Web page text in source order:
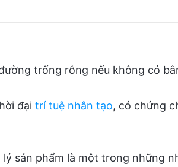
trống rỗng nếu không có
đại trí tuệ nhân tạo, có chứng
lý sản phẩm là một trong những